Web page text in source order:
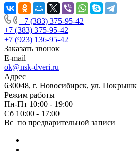
установили! Установщики
работу очень аккуратно,
абсолютно всю
оставили идеальный
+7 (383) 375-95-42
+7 (383) 375-95-42
+7 (923) 136-95-42
Заказать звонок
E-mail
ok@nsk-dveri.ru
Адрес
630048, г. Новосибирск, ул.
Режим работы
Пн-Пт 10:00 - 19:00
Сб 10:00 - 17:00
Вс по предварительной записи